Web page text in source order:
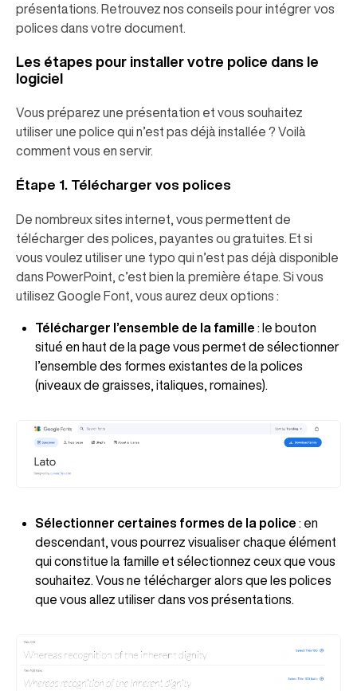
présentations. Retrouvez nos conseils pour intégrer vos
polices dans votre document.
Les étapes pour installer votre police dans le
logiciel
Vous préparez une présentation et vous souhaitez
utiliser une police qui n’est pas déjà installée ? Voilà
comment vous en servir.
Étape 1. Télécharger vos polices
De nombreux sites internet, vous permettent de
télécharger des polices, payantes ou gratuites. Et si
vous voulez utiliser une typo qui n’est pas déjà disponible
dans PowerPoint, c’est bien la première étape. Si vous
utilisez Google Font, vous aurez deux options :
Télécharger l’ensemble de la famille : le bouton
situé en haut de la page vous permet de sélectionner
l’ensemble des formes existantes de la polices
(niveaux de graisses, italiques, romaines).
Sélectionner certaines formes de la police : en
descendant, vous pourrez visualiser chaque élément
qui constitue la famille et sélectionnez ceux que vous
souhaitez. Vous ne télécharger alors que les polices
que vous allez utiliser dans vos présentations.